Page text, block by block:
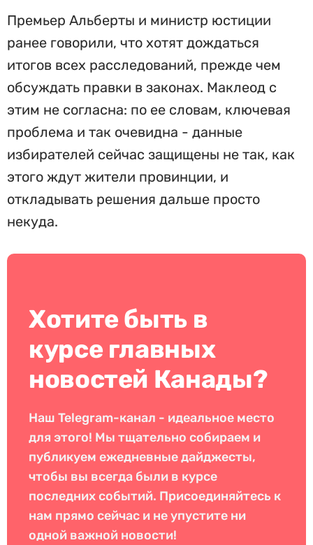
Премьер Альберты и министр юстиции
ранее говорили, что хотят дождаться
итогов всех расследований, прежде чем
обсуждать правки в законах. Маклеод с
этим не согласна: по ее словам, ключевая
проблема и так очевидна - данные
избирателей сейчас защищены не так, как
этого ждут жители провинции, и
откладывать решения дальше просто
некуда.
Хотите быть в
курсе главных
новостей Канады?
Наш Telegram-канал - идеальное место
для этого! Мы тщательно собираем и
публикуем ежедневные дайджесты,
чтобы вы всегда были в курсе
последних событий. Присоединяйтесь к
нам прямо сейчас и не упустите ни
одной важной новости!